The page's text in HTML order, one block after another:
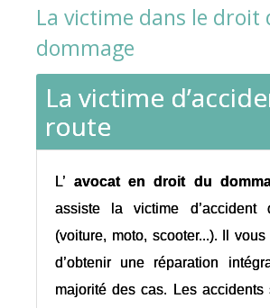
La victime dans le droit
dommage
La victime
route
L’ avocat en droit du
assiste la victime
(voiture, moto, scooter...). Il
d’obtenir une réparation
majorité des cas. Les accidents